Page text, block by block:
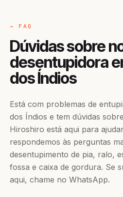
→ FAQ
Dúvidas sobre
desentupidora
dos Índios
Está com problemas de
dos Índios e tem dúvidas
Hiroshiro está aqui para
respondemos às perguntas
desentupimento de pia, ralo,
fossa e caixa de gordura. Se
aqui, chame no WhatsApp.